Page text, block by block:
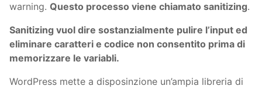
warning. Questo processo viene chiamato sanitizing.
Sanitizing vuol dire sostanzialmente pulire l’input ed
eliminare caratteri e codice non consentito prima di
memorizzare le variabli.
WordPress mette a disposinzione un’ampia libreria di